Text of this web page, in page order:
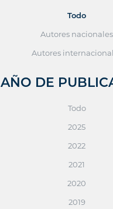
Todo
Autores nacionales
Autores
AÑO DE
Todo
2025
2022
2021
2020
2019